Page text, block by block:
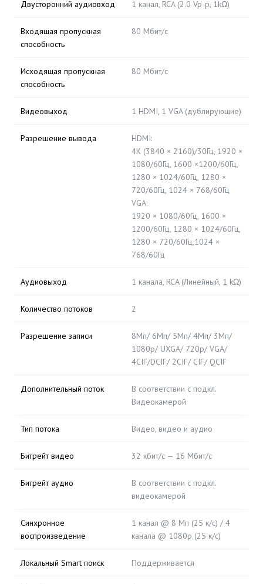
Двусторонний аудиовход 1 канал, RCA (2.0 Vp-p, 1kΩ)
Входящая пропускная
способность
80 Мбит/с
Исходящая пропускная
способность
80 Мбит/с
Видеовыход 1 HDMI, 1 VGA (дублирующие)
Разрешение вывода
HDMI:
4K (3840 × 2160)/30Гц, 1920 ×
1080/60Гц, 1600 ×1200/60Гц,
1280 × 1024/60Гц, 1280 ×
720/60Гц, 1024 × 768/60Гц
VGA:
1920 × 1080/60Гц, 1600 ×
1200/60Гц, 1280 × 1024/60Гц,
1280 × 720/60Гц,1024 ×
768/60Гц
Аудиовыход 1 канала, RCA (Линейный, 1 kΩ)
Количество потоков 2
Разрешение записи
8Мп/ 6Мп/ 5Мп/ 4Мп/ 3Мп/
1080p/ UXGA/ 720p/ VGA/
4CIF/DCIF/ 2CIF/ CIF/ QCIF
Дополнительный поток
В соответствии с подкл.
Видеокамерой
Тип потока Видео, видео и аудио
Битрейт видео 32 кбит/с — 16 Мбит/с
Битрейт аудио
В соответствии с подкл.
видеокамерой
Синхронное
воспроизведение
1 канал @ 8 Мп (25 к/с) / 4
канала @ 1080p (25 к/с)
Локальный Smart поиск Поддерживается